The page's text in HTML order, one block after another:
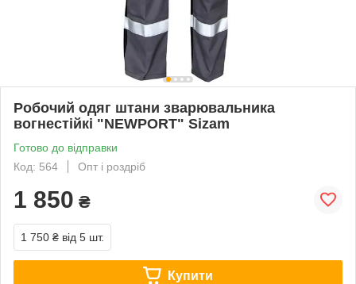
Робочий одяг штани зварювальника
вогнестійкі "NEWPORT" Sizam
Готово до відправки
Код: 564
Опт і роздріб
1 850 ₴
1 750 ₴ від 5 шт.
Купити